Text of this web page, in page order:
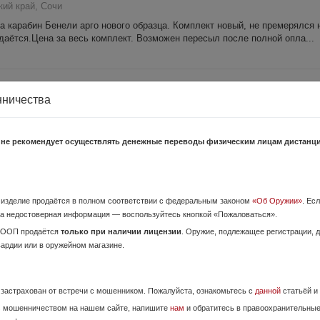
край, Сочи
карабин Бенели арго нового образца. Комплект новый, не премерялся
за весь комплект. Возможен пересыл после полной опла...
за счет покупателя. Отправка после полной предоплаты на
Сайга TG 2.Магазины Сайга TG 2. Магазины Сайга TG 2 к...
1
край, Краснодар
27
рекомендует осуществлять денежные переводы физическим лицам
продаётся в полном соответствии с федеральным законом «Об Оружии» .
недостоверная информация — воспользуйтесь кнопкой «Пожаловаться».
продаётся только при наличии лицензии . Оружие, подлежащее
или в оружейном магазине.
от встречи с мошенником. Пожалуйста, ознакомьтесь с данной статьёй и
мошенничеством на нашем сайте, напишите нам и обратитесь в